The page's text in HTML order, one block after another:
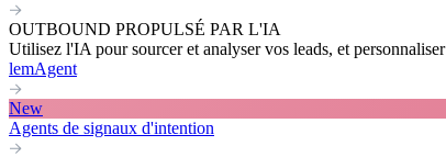
OUTBOUND PROPULSÉ PAR L'IA
Utilisez l'IA pour sourcer et analyser vos leads, et
lemAgent
New
Agents de signaux d'intention